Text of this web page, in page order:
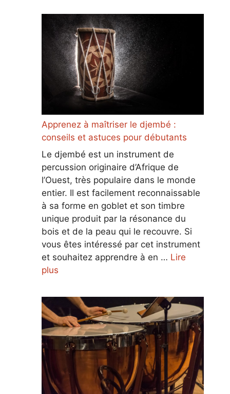
Apprenez à maîtriser le djembé :
conseils et astuces pour débutants
Le djembé est un instrument de
percussion originaire d’Afrique de
l’Ouest, très populaire dans le monde
entier. Il est facilement reconnaissable
à sa forme en goblet et son timbre
unique produit par la résonance du
bois et de la peau qui le recouvre. Si
vous êtes intéressé par cet instrument
et souhaitez apprendre à en … Lire
plus